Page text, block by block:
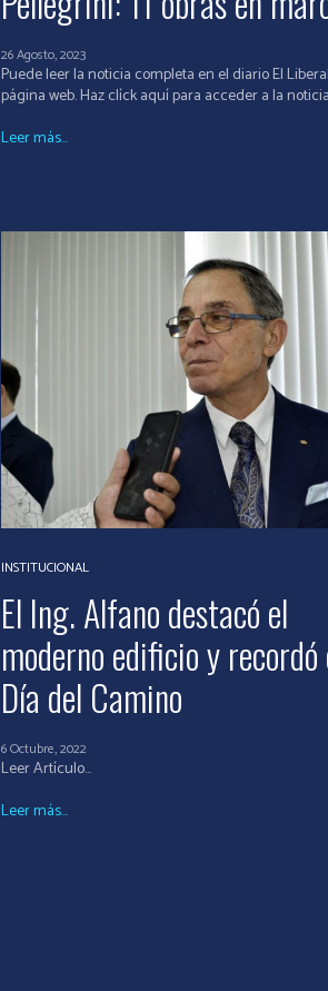
26 Agosto, 2023
Puede leer la noticia completa en el diario El
página web. Haz clíck aquí para acceder a la
Leer más...
INSTITUCIONAL
El Ing. Alfano destacó el
moderno edificio y recordó
Día del Camino
6 Octubre, 2022
Leer Artículo...
Leer más...